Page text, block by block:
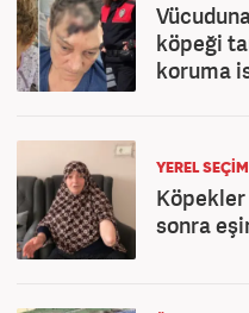
köpeği
koruma
YEREL SEÇİM
Köpekler
sonra